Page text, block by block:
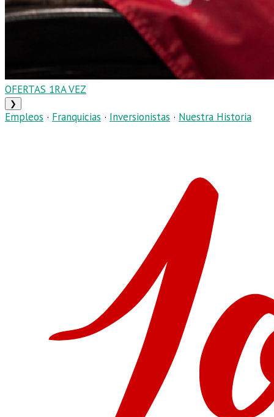
OFERTAS 1RA VEZ
❯
Empleos · Franquicias · Inversionistas · Nuestra Historia